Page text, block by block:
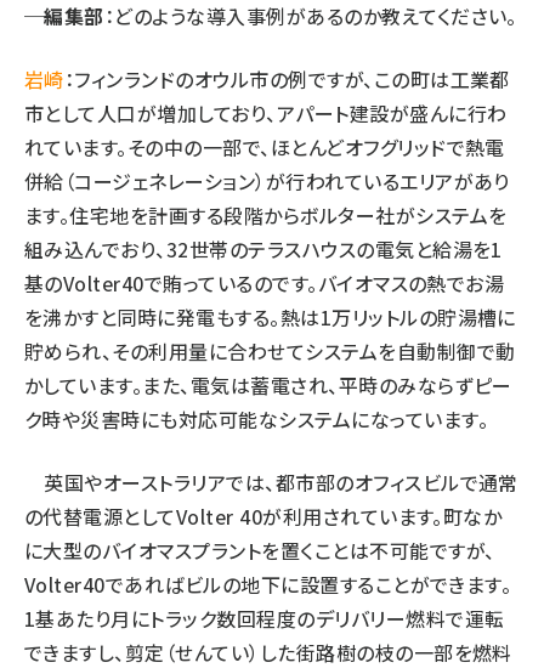
─編集部 ：どのような導入事例があるのか教えてください。
岩崎：フィンランドのオウル市の例ですが、この町は工業都
市として人口が増加しており、アパート建設が盛んに行わ
れています。その中の一部で、ほとんどオフグリッドで熱電
併給（コージェネレーション）が行われているエリアがあり
ます。住宅地を計画する段階からボルター社がシステムを
組み込んでおり、32世帯のテラスハウスの電気と給湯を1
基のVolter40で賄っているのです。バイオマスの熱でお湯
を沸かすと同時に発電もする。熱は1万リットルの貯湯槽に
貯められ、その利用量に合わせてシステムを自動制御で動
かしています。また、電気は蓄電され、平時のみならずピー
ク時や災害時にも対応可能なシステムになっています。
英国やオーストラリアでは、都市部のオフィスビルで通常
の代替電源としてVolter 40が利用されています。町なか
に大型のバイオマスプラントを置くことは不可能ですが、
Volter40であればビルの地下に設置することができます。
1基あたり月にトラック数回程度のデリバリー燃料で運転
できますし、剪定（せんてい）した街路樹の枝の一部を燃料